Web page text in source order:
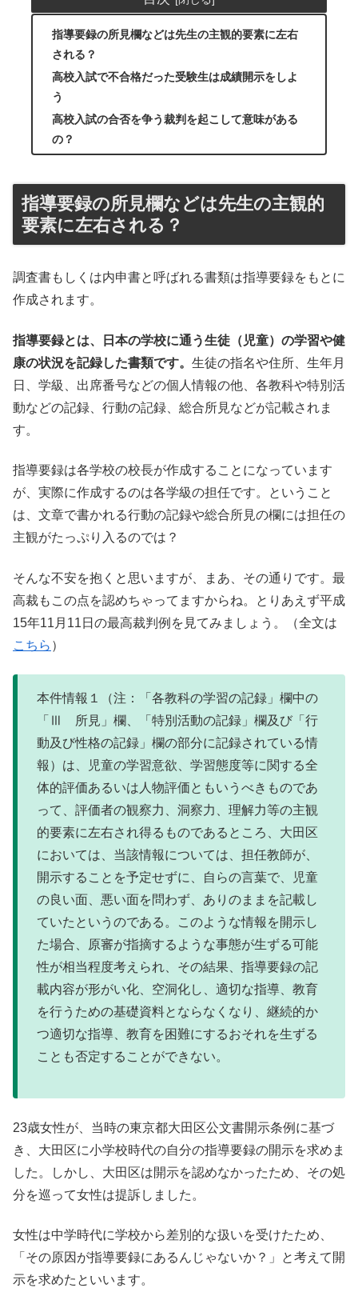
指導要録の所見欄などは先生の主観的要素に左右
される？
高校入試で不合格だった受験生は成績開示をしよ
う
高校入試の合否を争う裁判を起こして意味がある
の？
指導要録の所見欄などは先生の主観的
要素に左右される？
調査書もしくは内申書と呼ばれる書類は指導要録をもとに
作成されます。
指導要録とは、日本の学校に通う生徒（児童）の学習や健
康の状況を記録した書類です。 生徒の指名や住所、生年月
日、学級、出席番号などの個人情報の他、各教科や特別活
動などの記録、行動の記録、総合所見などが記載されま
す。
指導要録は各学校の校長が作成することになっています
が、実際に作成するのは各学級の担任です。ということ
は、文章で書かれる行動の記録や総合所見の欄には担任の
主観がたっぷり入るのでは？
そんな不安を抱くと思いますが、まあ、その通りです。最
高裁もこの点を認めちゃってますからね。とりあえず平成
15年11月11日の最高裁判例を見てみましょう。（全文は
こちら ）
本件情報１（注：「各教科の学習の記録」欄中の
「Ⅲ 所見」欄、「特別活動の記録」欄及び「行
動及び性格の記録」欄の部分に記録されている情
報）は、児童の学習意欲、学習態度等に関する全
体的評価あるいは人物評価ともいうべきものであ
って、評価者の観察力、洞察力、理解力等の主観
的要素に左右され得るものであるところ、大田区
においては、当該情報については、担任教師が、
開示することを予定せずに、自らの言葉で、児童
の良い面、悪い面を問わず、ありのままを記載し
ていたというのである。このような情報を開示し
た場合、原審が指摘するような事態が生ずる可能
性が相当程度考えられ、その結果、指導要録の記
載内容が形がい化、空洞化し、適切な指導、教育
を行うための基礎資料とならなくなり、継続的か
つ適切な指導、教育を困難にするおそれを生ずる
ことも否定することができない。
23歳女性が、当時の東京都大田区公文書開示条例に基づ
き、大田区に小学校時代の自分の指導要録の開示を求めま
した。しかし、大田区は開示を認めなかったため、その処
分を巡って女性は提訴しました。
女性は中学時代に学校から差別的な扱いを受けたため、
「その原因が指導要録にあるんじゃないか？」と考えて開
示を求めたといいます。